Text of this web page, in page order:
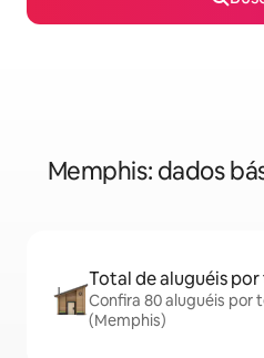
Memphis: dados
Total de aluguéis
Confira 80 aluguéis por
(Memphis)